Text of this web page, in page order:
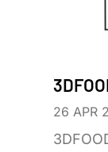
26 APR